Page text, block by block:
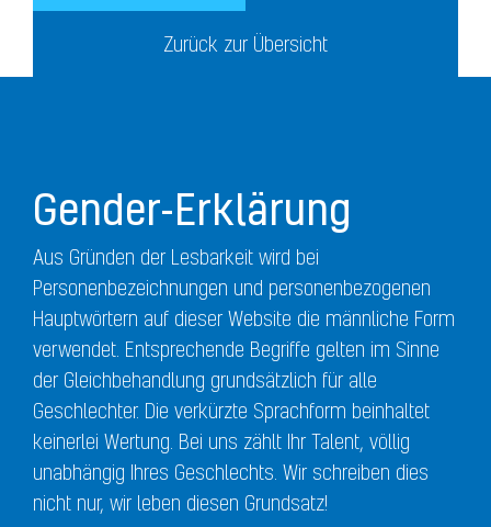
Zurück zur Übersicht
Gender-Erklärung
Aus Gründen der Lesbarkeit wird bei
Personenbezeichnungen und personenbezogenen
Hauptwörtern auf dieser Website die männliche Form
verwendet. Entsprechende Begriffe gelten im Sinne
der Gleichbehandlung grundsätzlich für alle
Geschlechter. Die verkürzte Sprachform beinhaltet
keinerlei Wertung. Bei uns zählt Ihr Talent, völlig
unabhängig Ihres Geschlechts. Wir schreiben dies
nicht nur, wir leben diesen Grundsatz!